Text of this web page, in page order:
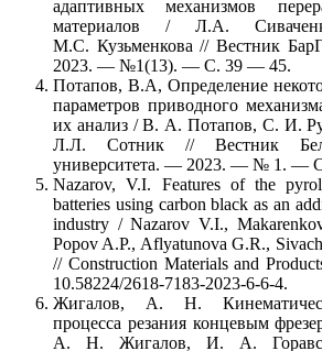
адаптивных механизмов
материалов / Л.А.
М.С. Кузьменкова // Вестник
2023. — №1(13). — С. 39 — 45.
Потапов, В.А, Определение
параметров приводного
их анализ / В. А. Потапов, С. И.
Л.Л. Сотник // Вестник
университета. — 2023. — № 1. —
Nazarov, V.I. Features of the
batteries using carbon black as an
industry / Nazarov V.I.,
Popov A.P., Aflyatunova G.R.,
// Construction Materials and
10.58224/2618-7183-2023-6-6-4.
Жигалов, А. Н.
процесса резания концевым
А. Н. Жигалов, И. А.